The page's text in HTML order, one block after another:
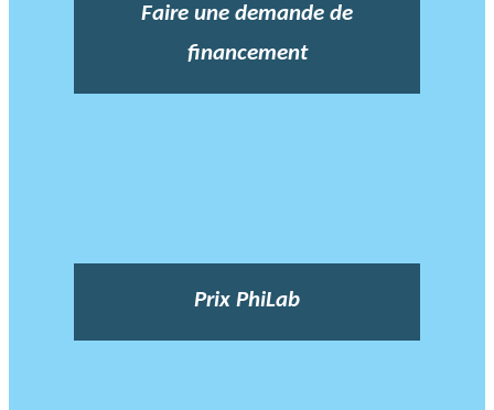
Faire une demande de
financement
Prix PhiLab